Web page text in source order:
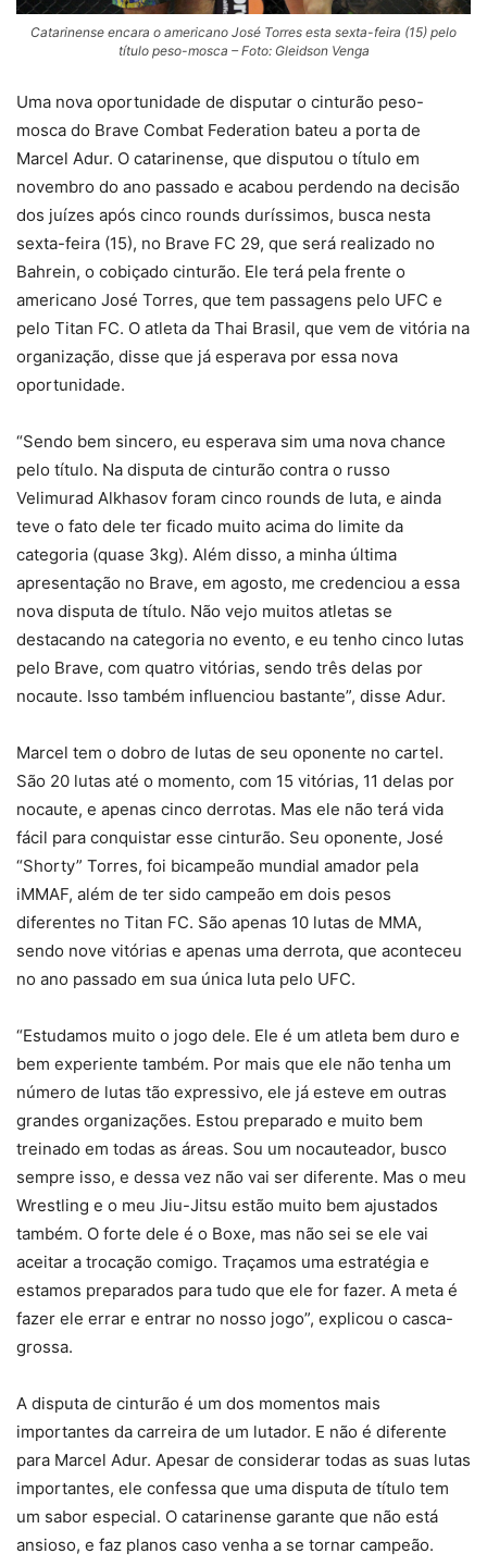
Catarinense encara o americano José Torres esta sexta-feira (15) pelo
título peso-mosca – Foto: Gleidson Venga
Uma nova oportunidade de disputar o cinturão peso-
mosca do Brave Combat Federation bateu a porta de
Marcel Adur. O catarinense, que disputou o título em
novembro do ano passado e acabou perdendo na decisão
dos juízes após cinco rounds duríssimos, busca nesta
sexta-feira (15), no Brave FC 29, que será realizado no
Bahrein, o cobiçado cinturão. Ele terá pela frente o
americano José Torres, que tem passagens pelo UFC e
pelo Titan FC. O atleta da Thai Brasil, que vem de vitória na
organização, disse que já esperava por essa nova
oportunidade.
“Sendo bem sincero, eu esperava sim uma nova chance
pelo título. Na disputa de cinturão contra o russo
Velimurad Alkhasov foram cinco rounds de luta, e ainda
teve o fato dele ter ficado muito acima do limite da
categoria (quase 3kg). Além disso, a minha última
apresentação no Brave, em agosto, me credenciou a essa
nova disputa de título. Não vejo muitos atletas se
destacando na categoria no evento, e eu tenho cinco lutas
pelo Brave, com quatro vitórias, sendo três delas por
nocaute. Isso também influenciou bastante”, disse Adur.
Marcel tem o dobro de lutas de seu oponente no cartel.
São 20 lutas até o momento, com 15 vitórias, 11 delas por
nocaute, e apenas cinco derrotas. Mas ele não terá vida
fácil para conquistar esse cinturão. Seu oponente, José
“Shorty” Torres, foi bicampeão mundial amador pela
iMMAF, além de ter sido campeão em dois pesos
diferentes no Titan FC. São apenas 10 lutas de MMA,
sendo nove vitórias e apenas uma derrota, que aconteceu
no ano passado em sua única luta pelo UFC.
“Estudamos muito o jogo dele. Ele é um atleta bem duro e
bem experiente também. Por mais que ele não tenha um
número de lutas tão expressivo, ele já esteve em outras
grandes organizações. Estou preparado e muito bem
treinado em todas as áreas. Sou um nocauteador, busco
sempre isso, e dessa vez não vai ser diferente. Mas o meu
Wrestling e o meu Jiu-Jitsu estão muito bem ajustados
também. O forte dele é o Boxe, mas não sei se ele vai
aceitar a trocação comigo. Traçamos uma estratégia e
estamos preparados para tudo que ele for fazer. A meta é
fazer ele errar e entrar no nosso jogo”, explicou o casca-
grossa.
A disputa de cinturão é um dos momentos mais
importantes da carreira de um lutador. E não é diferente
para Marcel Adur. Apesar de considerar todas as suas lutas
importantes, ele confessa que uma disputa de título tem
um sabor especial. O catarinense garante que não está
ansioso, e faz planos caso venha a se tornar campeão.